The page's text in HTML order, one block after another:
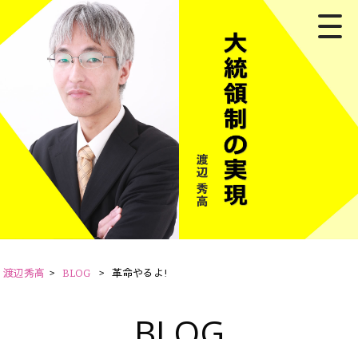
渡辺秀高 > BLOG > 革命やるよ!